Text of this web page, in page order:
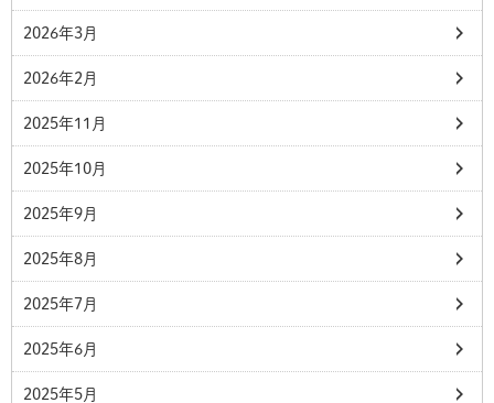
2026年3月
2026年2月
2025年11月
2025年10月
2025年9月
2025年8月
2025年7月
2025年6月
2025年5月